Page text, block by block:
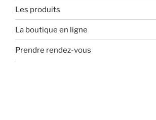
Les produits
La boutique en ligne
Prendre rendez-vous